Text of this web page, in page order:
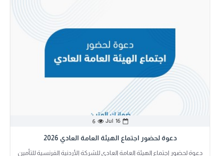
16
Jul
6
دعوة لحضور اجتماع الهيئة العامة العادي 2026
دعوة لحضور اجتماع الهيئة العامة العادي للشركة الأردنية الفرنسية للتأمين